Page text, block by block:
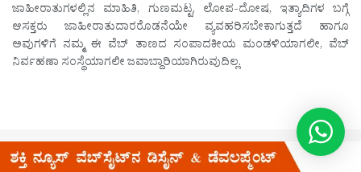
ಜಾಹೀರಾತುಗಳಲ್ಲಿನ ಮಾಹಿತಿ, ಗುಣಮಟ್ಟ, ಲೋಪ-ದೋಷ, ಇತ್ಯಾದಿಗಳ ಬಗ್ಗೆ
ಆಸಕ್ತರು ಜಾಹೀರಾತುದಾರರೊಡನೆಯೇ ವ್ಯವಹರಿಸಬೇಕಾಗುತ್ತದೆ ಹಾಗೂ
ಅವುಗಳಿಗೆ ನಮ್ಮ ಈ ವೆಬ್ ತಾಣದ ಸಂಪಾದಕೀಯ ಮಂಡಳಿಯಾಗಲೀ, ವೆಬ್
ನಿರ್ವಹಣಾ ಸಂಸ್ಥೆಯಾಗಲೀ ಜವಾಬ್ದಾರಿಯಾಗಿರುವುದಿಲ್ಲ.